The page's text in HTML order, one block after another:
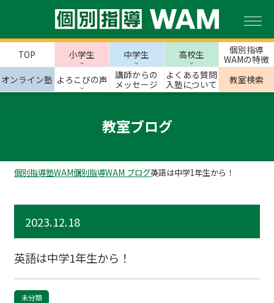
TOP 小学生 中学生 高校生
個別指導
WAMの特徴
オンライン塾 よろこびの声
講師からの
メッセージ
よくある質問
入塾について
教室検索
教室ブログ
個別指導塾WAM個別指導WAM ブログ英語は中学1年生から！
2023.12.18
英語は中学1年生から！
未分類